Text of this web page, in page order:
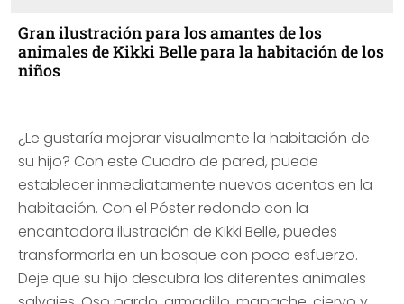
Gran ilustración para los amantes de los
animales de Kikki Belle para la habitación de los
niños
¿Le gustaría mejorar visualmente la habitación de
su hijo? Con este Cuadro de pared, puede
establecer inmediatamente nuevos acentos en la
habitación. Con el Póster redondo con la
encantadora ilustración de Kikki Belle, puedes
transformarla en un bosque con poco esfuerzo.
Deje que su hijo descubra los diferentes animales